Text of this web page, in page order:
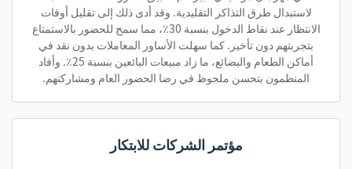
لاستبدال طرق التذاكر التقليدية. وقد أدى ذلك إلى تقليل أوقات
الانتظار عند نقاط الدخول بنسبة 30٪، مما سمح للحضور بالاستمتاع
بتجربتهم دون تأخير. كما سهلت الأساور المعاملات بدون نقد في
أماكن الطعام والبضائع، ما زاد مبيعات البائعين بنسبة 25٪. وأفاد
المنظمون بتحسن ملحوظ في رضا الحضور العام ومشاركتهم.
مؤتمر الشركات للابتكار